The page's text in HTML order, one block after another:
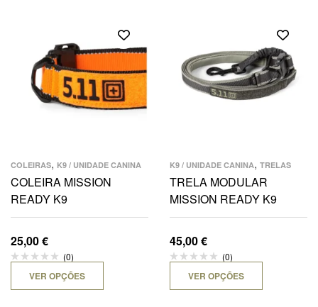
COLEIRAS, K9 / UNIDADE CANINA
COLEIRA MISSION
READY K9
25,00€
(0)
VER OPÇÕES
K9 / UNIDADE CANINA, TRELAS
TRELA MODULAR
MISSION READY K9
45,00€
(0)
VER OPÇÕES